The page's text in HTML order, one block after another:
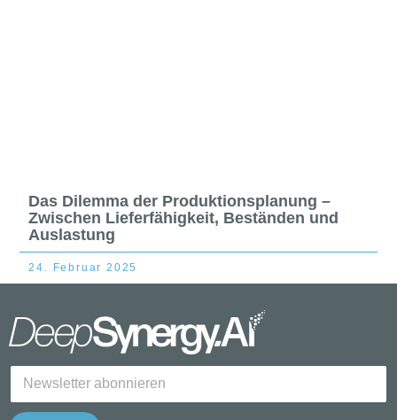
Das Dilemma der Produktionsplanung –
Zwischen Lieferfähigkeit, Beständen und
Auslastung
24. Februar 2025